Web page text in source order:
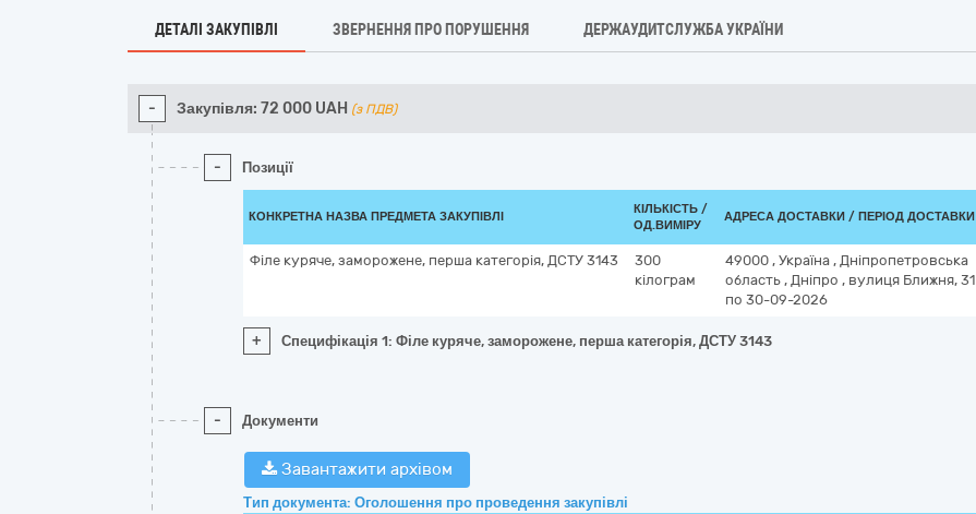
ДЕТАЛІ ЗАКУПІВЛІ ЗВЕРНЕННЯ ПРО ПОРУШЕННЯ ДЕРЖАУДИТСЛУЖБА УКРАЇНИ
- Закупівля: 72 000 UAH (з ПДВ)
- Позиції
КОНКРЕТНА НАЗВА ПРЕДМЕТА ЗАКУПІВЛІ
КІЛЬКІСТЬ /
ОД.ВИМІРУ
АДРЕСА ДОСТАВКИ / ПЕРІОД ДОСТАВКИ
Філе куряче, заморожене, перша категорія, ДСТУ 3143
300
кілограм
49000 , Україна , Дніпропетровська
область , Дніпро , вулиця Ближня, 31
по 30-09-2026
+ Специфікація 1: Філе куряче, заморожене, перша категорія, ДСТУ 3143
- Документи
Завантажити архівом
Тип документа: Оголошення про проведення закупівлі